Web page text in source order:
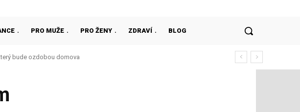
PRO MUŽE PRO ŽENY ZDRAVÍ BLOG
bude ozdobou domova
místo, kde děti objevují svět každý den